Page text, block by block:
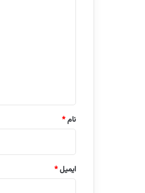
ا
ه
نام*
ایمیل*